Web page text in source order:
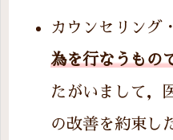
カウンセリング
為を行なうもの
たがいまして，
の改善を約束し